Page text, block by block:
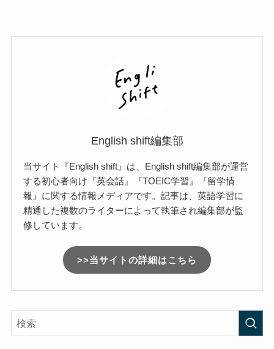
English shift編集部
当サイト『English shift』は、English shift編集部が運営
する初心者向け『英会話』『TOEIC学習』『留学情
報』に関する情報メディアです。記事は、英語学習に
精通した複数のライターによって執筆され編集部が監
修しています。
>>当サイトの詳細はこちら